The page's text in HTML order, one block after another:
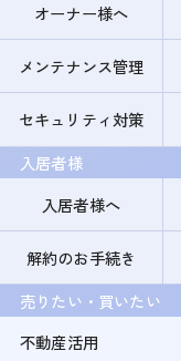
オーナー様へ
メンテナンス管理
セキュリティ対策
入居者様
入居者様へ
解約のお手続き
売りたい・買いたい
不動産活用